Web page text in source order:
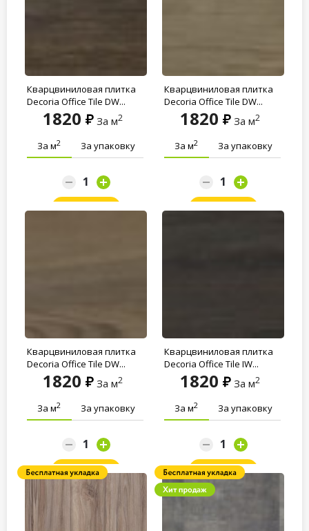
Кварцвиниловая плитка
Decoria Office Tile DW...
1820 За м2
За м2 За упаковку
Кварцвиниловая плитка
Decoria Office Tile DW...
1820 За м2
За м2 За упаковку
Кварцвиниловая плитка
Decoria Office Tile DW...
1820 За м2
За м2 За упаковку
Заказать
Кварцвиниловая плитка
Decoria Office Tile JW...
1820 За м2
За м2 За упаковку
Заказать